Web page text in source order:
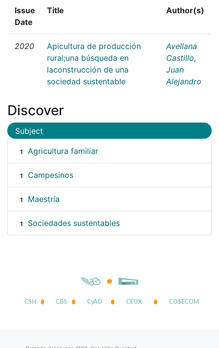
Issue
Date
Title Author(s)
2020
Apicultura de producción
rural;una búsqueda en
laconstrucción de una
sociedad sustentable
Avellana
Castillo,
Juan
Alejandro
Discover
Subject
1 Agricultura familiar
1 Campesinos
1 Maestría
1 Sociedades sustentables
CSH CBS CyAD CEUX COSECOM